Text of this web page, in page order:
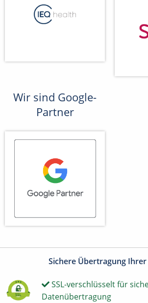
Wir sind Google-
Partner
Sichere Übertragung
SSL-verschlüsselt für
Datenübertragung